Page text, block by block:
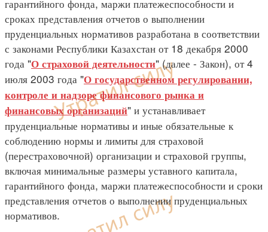
гарантийного фонда, маржи платежеспособности и
сроках представления отчетов о выполнении
пруденциальных нормативов разработана в соответствии
с законами Республики Казахстан от 18 декабря 2000
года "О страховой деятельности" (далее - Закон), от 4
июля 2003 года "О государственном регулировании,
контроле и надзоре финансового рынка и
финансовых организаций" и устанавливает
пруденциальные нормативы и иные обязательные к
соблюдению нормы и лимиты для страховой
(перестраховочной) организации и страховой группы,
включая минимальные размеры уставного капитала,
гарантийного фонда, маржи платежеспособности и сроки
представления отчетов о выполнении пруденциальных
нормативов.